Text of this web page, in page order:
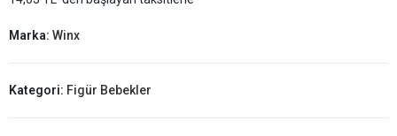
Marka: Winx
Kategori: Figür Bebekler